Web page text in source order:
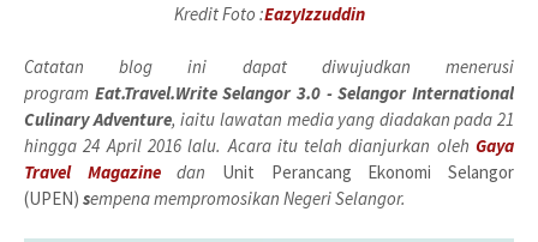
Kredit Foto :EazyIzzuddin
Catatan blog ini dapat diwujudkan menerusi
program Eat.Travel.Write Selangor 3.0 - Selangor International
Culinary Adventure, iaitu lawatan media yang diadakan pada 21
hingga 24 April 2016 lalu. Acara itu telah dianjurkan oleh Gaya
Travel
Magazinedan Unit Perancang Ekonomi Selangor
(UPEN) sempena mempromosikan Negeri Selangor.